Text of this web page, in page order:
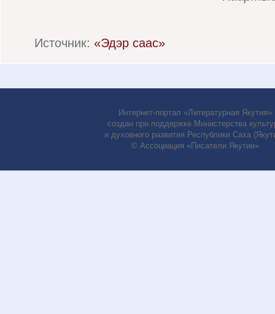
Источник: «Эдэр саас»
Интернет-портал «Литературная Якутия»
создан при поддержке Министерства
и духовного развития Республики Саха
© Ассоциация «Писатели Якутии»